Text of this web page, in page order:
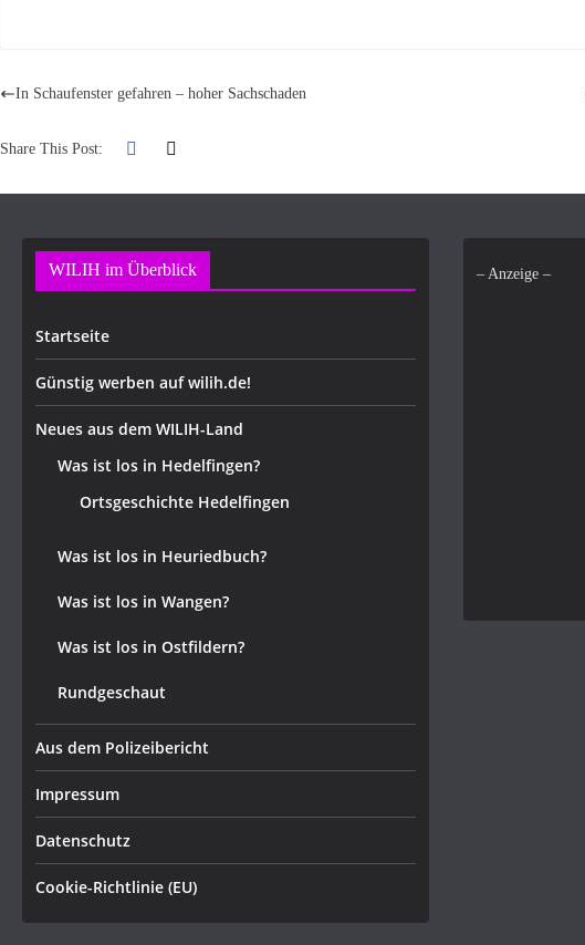
In Schaufenster gefahren – hoher Sachschaden
Share This Post:
WILIH im Überblick
Startseite
Günstig werben auf wilih.de!
Neues aus dem WILIH-Land
Was ist los in Hedelfingen?
Ortsgeschichte Hedelfingen
Was ist los in Heuriedbuch?
Was ist los in Wangen?
Was ist los in Ostfildern?
Rundgeschaut
Aus dem Polizeibericht
Impressum
Datenschutz
Cookie-Richtlinie (EU)
– Anzeige –